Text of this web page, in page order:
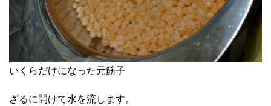
いくらだけになった元筋子
ざるに開けて水を流します。